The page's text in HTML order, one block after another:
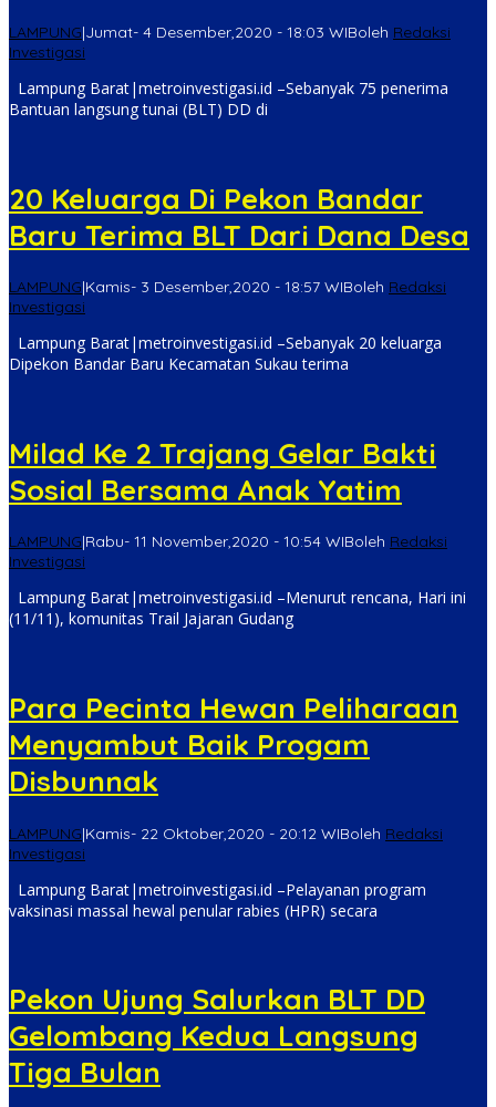
LAMPUNG|Jumat- 4 Desember,2020 - 18:03 WIBoleh Redaksi
Investigasi
Lampung Barat|metroinvestigasi.id –Sebanyak 75 penerima
Bantuan langsung tunai (BLT) DD di
20 Keluarga Di Pekon Bandar
Baru Terima BLT Dari Dana Desa
LAMPUNG|Kamis- 3 Desember,2020 - 18:57 WIBoleh Redaksi
Investigasi
Lampung Barat|metroinvestigasi.id –Sebanyak 20 keluarga
Dipekon Bandar Baru Kecamatan Sukau terima
Milad Ke 2 Trajang Gelar Bakti
Sosial Bersama Anak Yatim
LAMPUNG|Rabu- 11 November,2020 - 10:54 WIBoleh Redaksi
Investigasi
Lampung Barat|metroinvestigasi.id –Menurut rencana, Hari ini
(11/11), komunitas Trail Jajaran Gudang
Para Pecinta Hewan Peliharaan
Menyambut Baik Progam
Disbunnak
LAMPUNG|Kamis- 22 Oktober,2020 - 20:12 WIBoleh Redaksi
Investigasi
Lampung Barat|metroinvestigasi.id –Pelayanan program
vaksinasi massal hewal penular rabies (HPR) secara
Pekon Ujung Salurkan BLT DD
Gelombang Kedua Langsung
Tiga Bulan